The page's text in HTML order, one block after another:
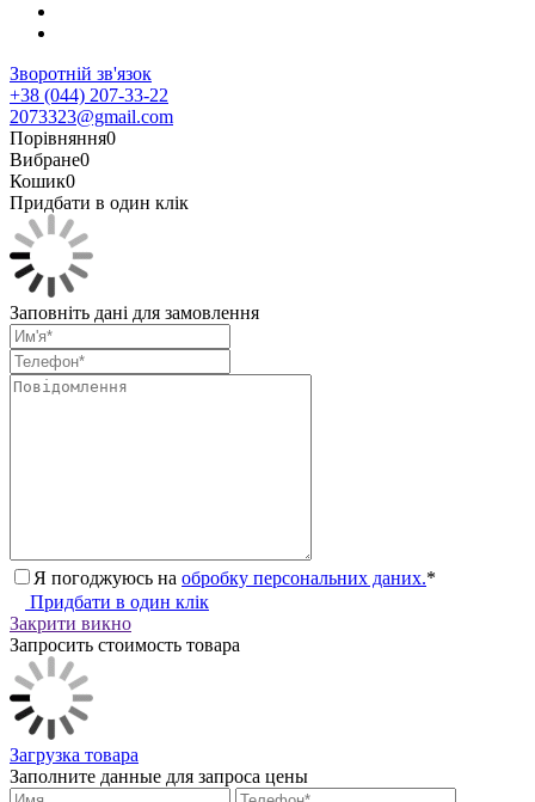
Зворотній зв'язок
+38 (044) 207-33-22
2073323@gmail.com
Порівняння0
Вибране0
Кошик0
Придбати в один клік
Заповніть дані для замовлення
Я погоджуюсь на обробку персональних даних.*
Придбати в один клік
Закрити викно
Запросить стоимость товара
Загрузка товара
Заполните данные для запроса цены